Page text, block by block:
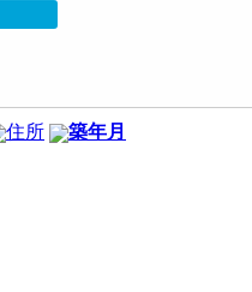
住所 築年月